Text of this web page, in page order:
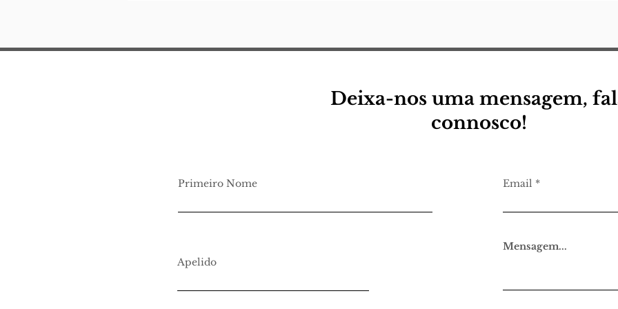
Deixa-nos uma mensagem,
connosco!
Primeiro Nome
Apelido
Email
Mensagem...